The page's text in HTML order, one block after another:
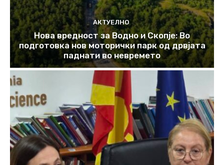
АКТУЕЛНО
Нова вредност за Водно и Скопје: Во
подготовка нов моторички парк од дрвјата
паднати во невремето